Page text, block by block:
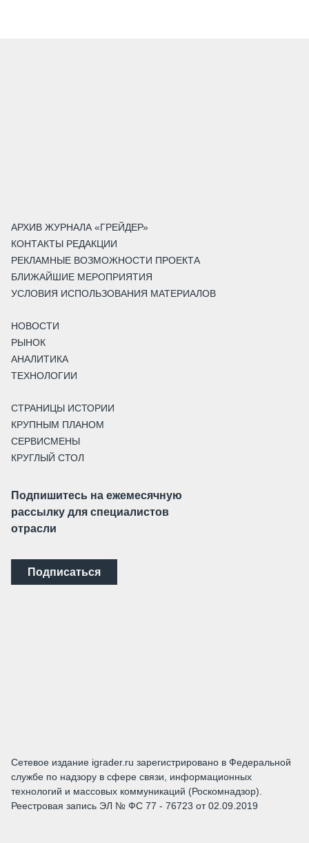
АРХИВ ЖУРНАЛА «ГРЕЙДЕР»
КОНТАКТЫ РЕДАКЦИИ
РЕКЛАМНЫЕ ВОЗМОЖНОСТИ ПРОЕКТА
БЛИЖАЙШИЕ МЕРОПРИЯТИЯ
УСЛОВИЯ ИСПОЛЬЗОВАНИЯ МАТЕРИАЛОВ
НОВОСТИ
РЫНОК
АНАЛИТИКА
ТЕХНОЛОГИИ
СТРАНИЦЫ ИСТОРИИ
КРУПНЫМ ПЛАНОМ
СЕРВИСМЕНЫ
КРУГЛЫЙ СТОЛ
Подпишитесь на ежемесячную
рассылку для специалистов
отрасли
Подписаться
Сетевое издание igrader.ru зарегистрировано в Федеральной
службе по надзору в сфере связи, информационных
технологий и массовых коммуникаций (Роскомнадзор).
Реестровая запись ЭЛ № ФС 77 - 76723 от 02.09.2019